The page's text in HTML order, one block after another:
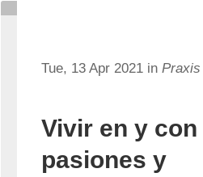
Tue, 13 Apr 2021 in
Vivir en y
pasiones y